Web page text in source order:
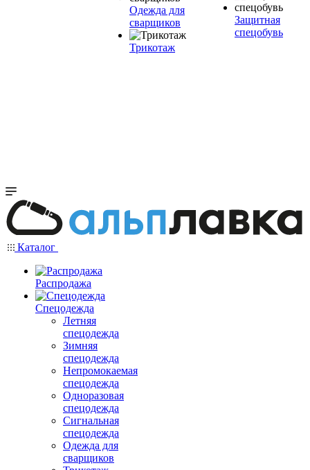
Одежда для
сварщиков
Трикотаж
Защитная
спецобувь
Каталог
Распродажа
Спецодежда
Летняя
спецодежда
Зимняя
спецодежда
Непромокаемая
спецодежда
Одноразовая
спецодежда
Сигнальная
спецодежда
Одежда для
сварщиков